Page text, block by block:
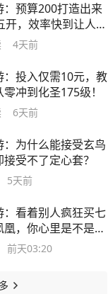
：预算200打造出来
开，效率快到让人不
4天前
：投入仅需10元，教
冲到化圣175级！
6天前
：为什么能接受玄鸟
受不了定心套？
5天前
：看着别人疯狂买七
凰，你心里是不是特
前天03:20